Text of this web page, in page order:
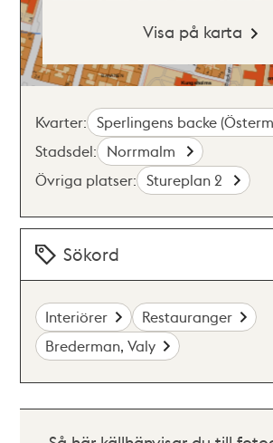
Visa på karta
Kvarter: Sperlingens backe
Stadsdel: Norrmalm
Övriga platser: Stureplan 2
Sökord
Interiörer
Restauranger
Brederman, Valy